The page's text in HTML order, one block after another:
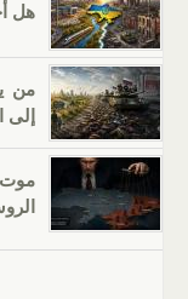
هل
من
إلى
موت